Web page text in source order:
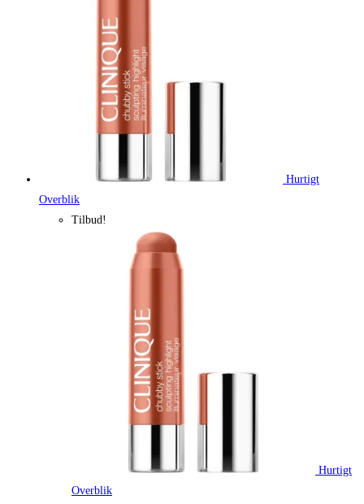
Hurtigt
Overblik
Tilbud!
Hurtigt
Overblik